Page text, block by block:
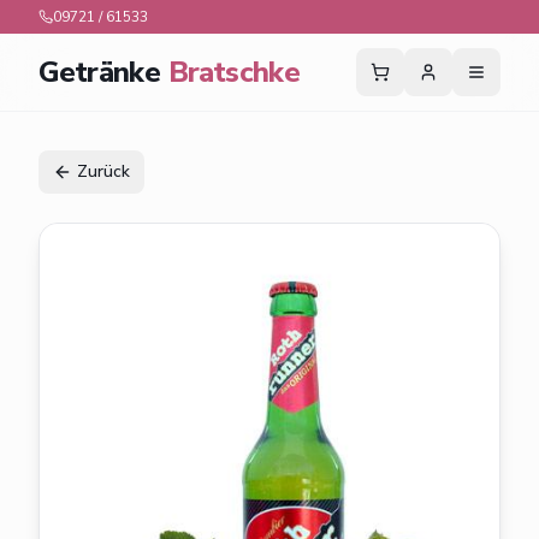
09721 / 61533
Getränke Bratschke
Zurück